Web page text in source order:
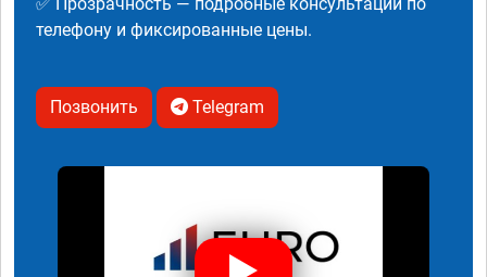
телефону и фиксированные цены.
Позвонить Telegram